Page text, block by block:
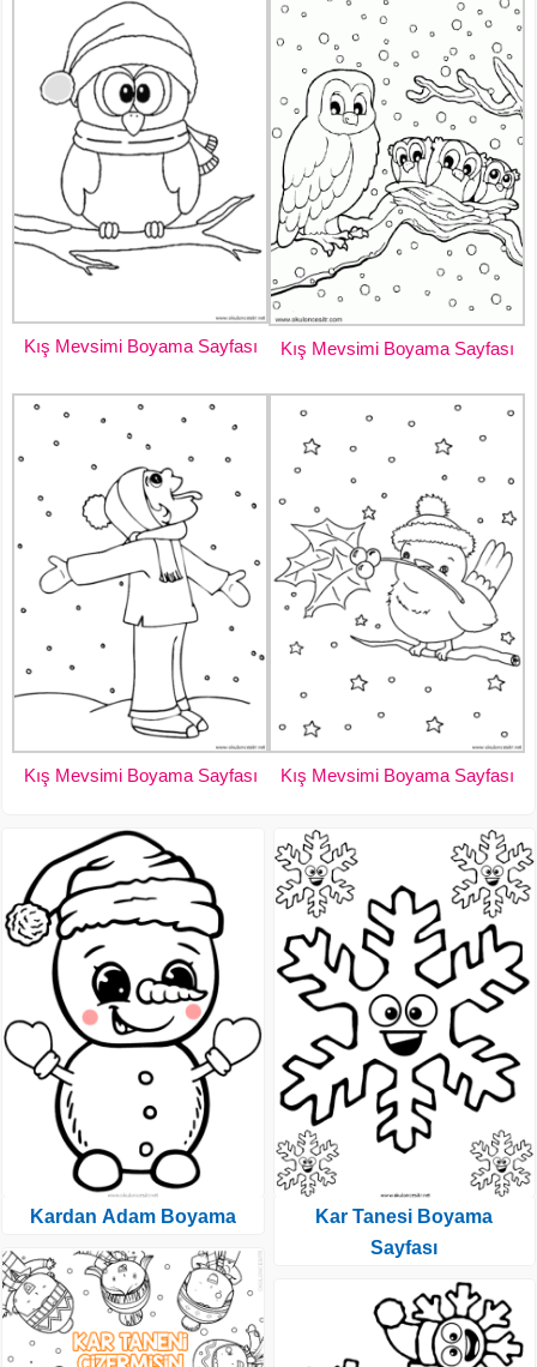
Kış Mevsimi Boyama Sayfası Kış Mevsimi Boyama Sayfası
Kış Mevsimi Boyama Sayfası Kış Mevsimi Boyama Sayfası
Kardan Adam Boyama
Kar Tanesi Boyama
Sayfası